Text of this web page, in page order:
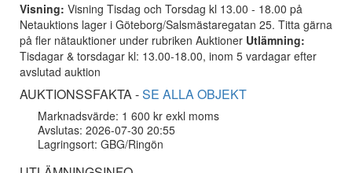
Visning: Visning Tisdag och Torsdag kl 13.00 - 18.00 på
Netauktions lager i Göteborg/Salsmästaregatan 25. Titta gärna
på fler nätauktioner under rubriken Auktioner Utlämning:
Tisdagar & torsdagar kl: 13.00-18.00, inom 5 vardagar efter
avslutad auktion
AUKTIONSSFAKTA -SE ALLA OBJEKT
Marknadsvärde: 1 600 kr exkl moms
Avslutas: 2026-07-30 20:55
Lagringsort: GBG/Ringön